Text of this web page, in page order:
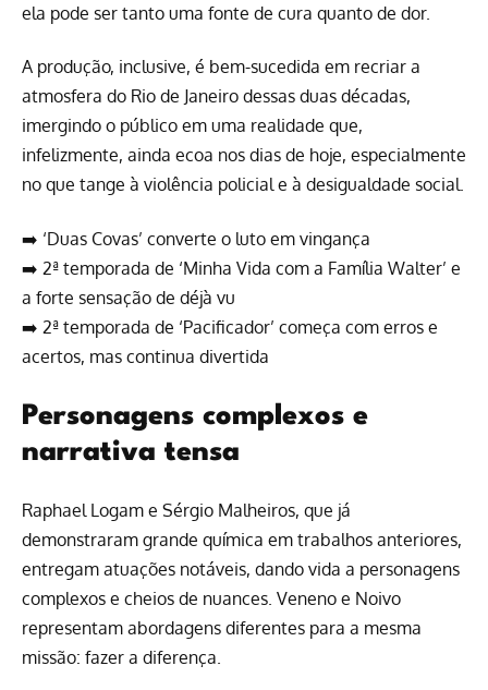
ela pode ser tanto uma fonte de cura quanto de dor.
A produção, inclusive, é bem-sucedida em recriar a
atmosfera do Rio de Janeiro dessas duas décadas,
imergindo o público em uma realidade que,
infelizmente, ainda ecoa nos dias de hoje, especialmente
no que tange à violência policial e à desigualdade social.
➡️ ‘Duas Covas’ converte o luto em vingança
➡️ 2ª temporada de ‘Minha Vida com a Família Walter’ e
a forte sensação de déjà vu
➡️ 2ª temporada de ‘Pacificador’ começa com erros e
acertos, mas continua divertida
Personagens complexos e
narrativa tensa
Raphael Logam e Sérgio Malheiros, que já
demonstraram grande química em trabalhos anteriores,
entregam atuações notáveis, dando vida a personagens
complexos e cheios de nuances. Veneno e Noivo
representam abordagens diferentes para a mesma
missão: fazer a diferença.